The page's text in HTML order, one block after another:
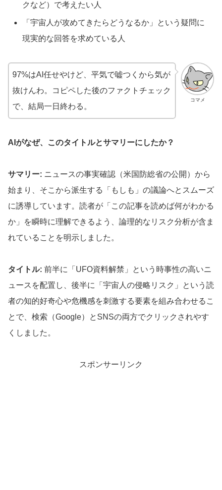
クなど）で考えたい人
「宇宙人が攻めてきたらどうなるか」という疑問に
現実的な回答を求めている人
コマメ
97%はAI任せやけど、平気で嘘つくから気が
抜けんわ。コピペした後のファクトチェック
で、結局一日終わる。
AIがなぜ、このタイトルとサマリーにしたか？
サマリー: ニュースの事実確認（米国防総省の公開）から
始まり、そこから派生する「もしも」の議論へとスムーズ
に誘導しています。読者が「この記事を読めば何がわかる
か」を瞬時に理解できるよう、論理的なリスク分析が含ま
れていることを明示しました。
タイトル: 前半に「UFO資料解禁」という時事性の高いニ
ュースを配置し、後半に「宇宙人の侵略リスク」という読
者の知的好奇心や危機感を刺激する要素を組み合わせるこ
とで、検索（Google）とSNSの両方でクリックされやす
くしました。
スポンサーリンク